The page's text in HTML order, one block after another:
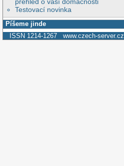
přehled o vaší domácnosti
Testovací novinka
Píšeme jinde
ISSN 1214-1267 www.czech-server.cz